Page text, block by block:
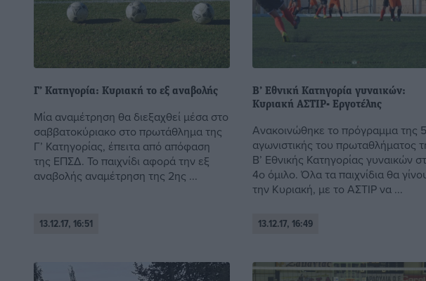
Γ’ Κατηγορία: Κυριακή το εξ αναβολής
Μία αναμέτρηση θα διεξαχθεί μέσα στο
σαββατοκύριακο στο πρωτάθλημα της
Γ’ Κατηγορίας, έπειτα από απόφαση
της ΕΠΣΔ. Το παιχνίδι αφορά την εξ
αναβολής αναμέτρηση της 2ης ...
13.12.17, 16:51
Β’ Εθνική Κατηγορία γυναικών:
Κυριακή ΑΣΤΙΡ- Εργοτέλης
Ανακοινώθηκε το πρόγραμμα της
αγωνιστικής του πρωταθλήματος
Β’ Εθνικής Κατηγορίας γυναικών
4ο όμιλο. Όλα τα παιχνίδια θα
την Κυριακή, με το ΑΣΤΙΡ να ...
13.12.17, 16:49